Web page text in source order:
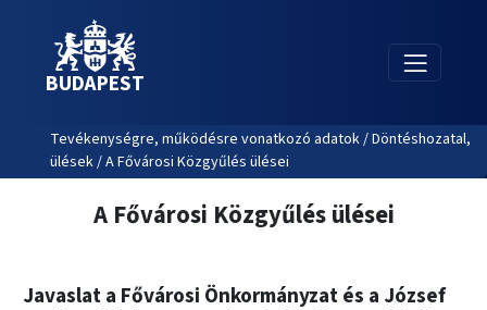
BUDAPEST
Tevékenységre, működésre vonatkozó adatok / Döntéshozatal,
ülések / A Fővárosi Közgyűlés ülései
A Fővárosi Közgyűlés ülései
Javaslat a Fővárosi Önkormányzat és a József